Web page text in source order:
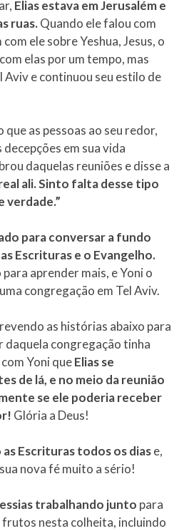
Elias estava em Jerusalém e
ruas.Quando ele falou com
ele sobre Yeshua, Jesus, o
elas por um tempo, mas
Aviv e continuou seu estilo de
que as pessoas ao seu redor,
em sua vida
daquelas reuniões e disse a
ali. Sinto falta desse tipo
verdade.”
para conversar a fundo
Escrituras e o Evangelho.
aprender mais, e Yoni o
congregação em Tel Aviv.
as histórias abaixo para
daquela congregação tinha
Yoni queElias se
de lá, e no meio da reunião
se ele poderia receber
Glória a Deus!
as Escrituras todos os diase,
nova fé muito a sério!
trabalhando junto para
frutos nesta colheita, incluindo